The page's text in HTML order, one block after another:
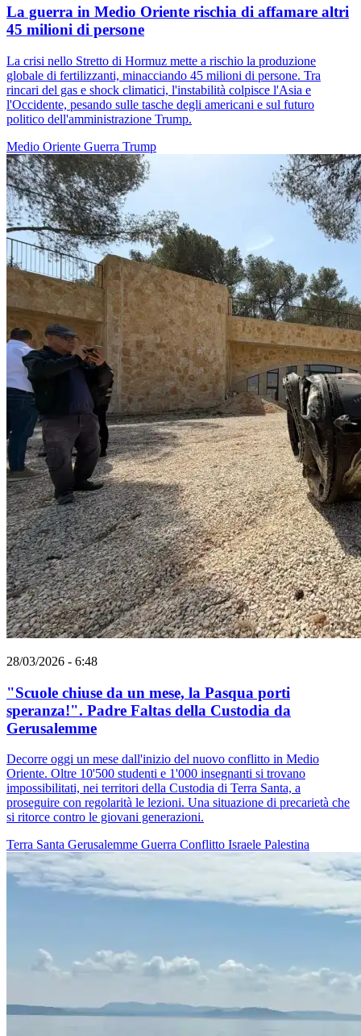
La guerra in Medio Oriente rischia di affamare altri
45 milioni di persone
La crisi nello Stretto di Hormuz mette a rischio la produzione
globale di fertilizzanti, minacciando 45 milioni di persone. Tra
rincari del gas e shock climatici, l'instabilità colpisce l'Asia e
l'Occidente, pesando sulle tasche degli americani e sul futuro
politico dell'amministrazione Trump.
Medio Oriente Guerra Trump
28/03/2026 - 6:48
"Scuole chiuse da un mese, la Pasqua porti
speranza!". Padre Faltas della Custodia da
Gerusalemme
Decorre oggi un mese dall'inizio del nuovo conflitto in Medio
Oriente. Oltre 10'500 studenti e 1'000 insegnanti si trovano
impossibilitati, nei territori della Custodia di Terra Santa, a
proseguire con regolarità le lezioni. Una situazione di precarietà che
si ritorce contro le giovani generazioni.
Terra Santa Gerusalemme Guerra Conflitto Israele Palestina